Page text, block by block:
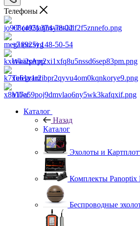
Телефоны
+7 (495) 374-78-22
+7 (925) 148-50-54
WhatsApp
Telegram
Viber
Каталог
Назад
Каталог
Эхолоты и
Комплекты Panoptix
Беспроводные